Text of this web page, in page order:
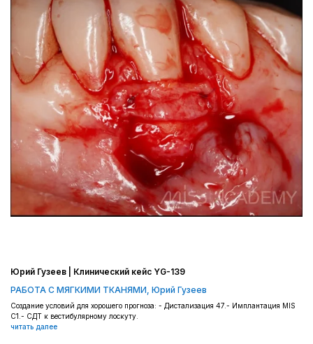
Юрий Гузеев | Клинический кейс YG-139
РАБОТА С МЯГКИМИ ТКАНЯМИ, Юрий Гузеев
Создание условий для хорошего прогноза: - Дистализация 47.- Имплантация MIS
C1.- СДТ к вестибулярному лоскуту.
читать далее